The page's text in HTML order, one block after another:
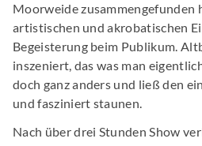
Moorweide zusammengefunden
artistischen und akrobatischen
Begeisterung beim Publikum.
inszeniert, das was man
doch ganz anders und ließ den
und fasziniert staunen.
Nach über drei Stunden Show